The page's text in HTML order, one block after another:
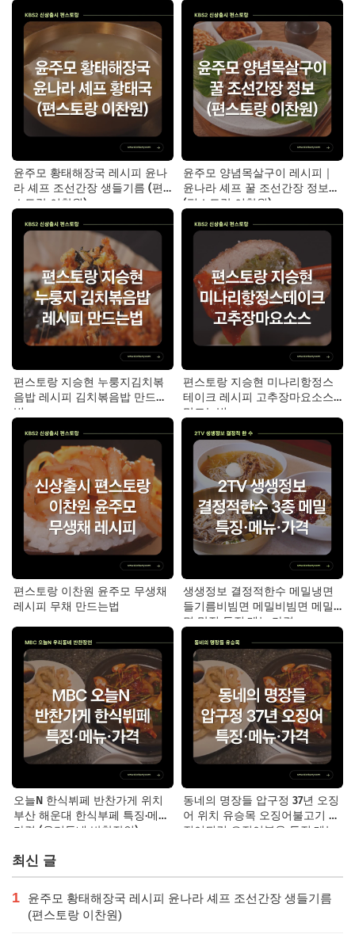
윤주모 황태해장국 레시피 윤나
라 셰프 조선간장 생들기름 (편
스토랑 이찬원)
윤주모 양념목살구이 레시피｜
윤나라 셰프 꿀 조선간장 정보
(편스토랑 이찬원)
편스토랑 지승현 누룽지김치볶
음밥 레시피 김치볶음밥 만드는
법
편스토랑 지승현 미나리항정스
테이크 레시피 고추장마요소스
만드는법
편스토랑 이찬원 윤주모 무생채
레시피 무채 만드는법
생생정보 결정적한수 메밀냉면
들기름비빔면 메밀비빔면 메밀
면 맛집 특징·메뉴·가격
오늘N 한식뷔페 반찬가게 위치
부산 해운대 한식부페 특징·메뉴·
가격 (우리동네 반찬장인)
동네의 명장들 압구정 37년 오징
어 위치 유승목 오징어불고기 오
징어튀김 오징어볶음 특징·메뉴·
최신 글
1
윤주모 황태해장국 레시피 윤나라 셰프 조선간장 생들기름
(편스토랑 이찬원)